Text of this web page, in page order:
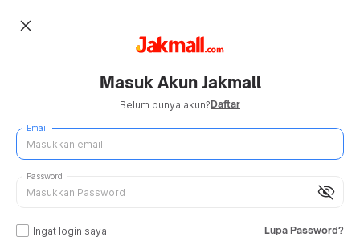
close
Masuk Akun Jakmall
Belum punya akun?Daftar
Email
visibility_off
Password
Ingat login saya Lupa Password?